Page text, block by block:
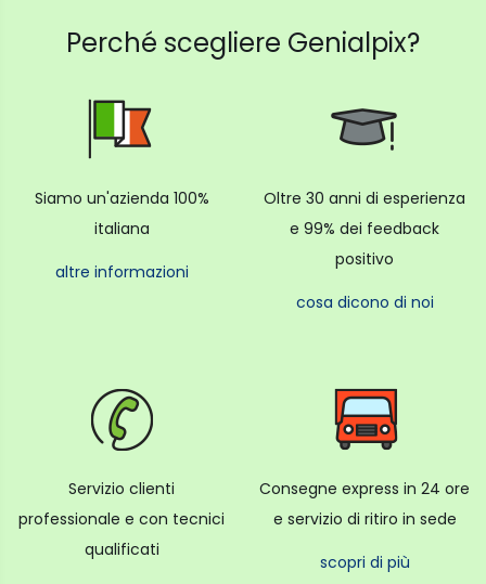
Perché scegliere Genialpix?
Siamo un'azienda 100%
italiana
altre informazioni
Oltre 30 anni di esperienza
e 99% dei feedback
positivo
cosa dicono di noi
Servizio clienti
professionale e con tecnici
qualificati
Consegne express in 24 ore
e servizio di ritiro in sede
scopri di più